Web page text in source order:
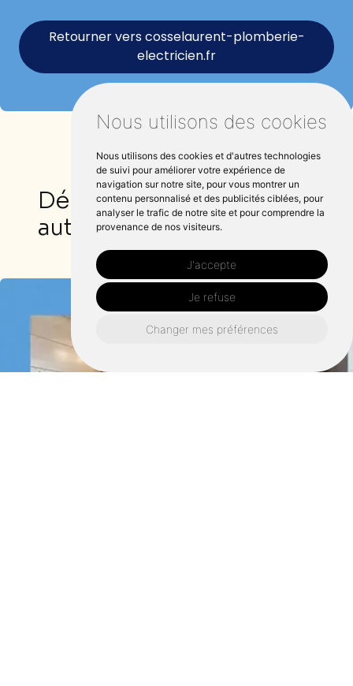
Nous utilisons des cookies
Nous utilisons des cookies et d'autres technologies
de suivi pour améliorer votre expérience de
navigation sur notre site, pour vous montrer un
contenu personnalisé et des publicités ciblées, pour
analyser le trafic de notre site et pour comprendre la
provenance de nos visiteurs.
J'accepte
Je refuse
Changer mes préférences
Retourner vers cosselaurent-plomberie-
electricien.fr
Dépannage électrique
autour de Brécey :